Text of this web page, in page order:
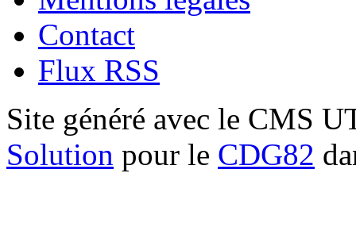
Contact
Flux RSS
Site généré avec le CMS
Solution pour le CDG82